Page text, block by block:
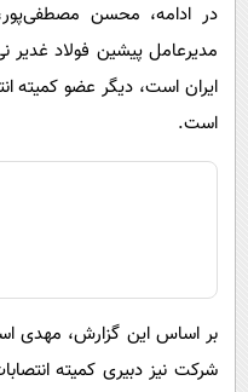
در ادامه، محسن
مدیرعامل پیشین فولاد غدیر
ایران است، دیگر عضو کمیته
است.
بر اساس این گزارش، مهدی
شرکت نیز دبیری کمیته